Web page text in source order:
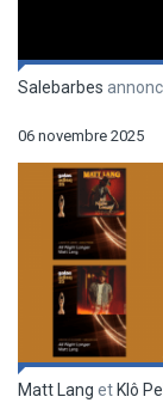
Salebarbes
06 novembre 2025
Matt Lang et Klô